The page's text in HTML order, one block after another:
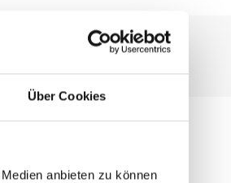
Über Cookies
anbieten zu können